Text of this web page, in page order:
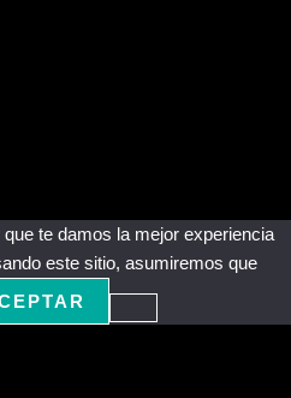
te damos la mejor experiencia
este sitio, asumiremos que